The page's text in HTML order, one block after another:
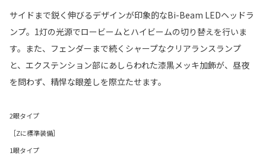
サイドまで鋭く伸びるデザインが印象的なBi-Beam LEDヘッドラ
ンプ。1灯の光源でロービームとハイビームの切り替えを行いま
す。また、フェンダーまで続くシャープなクリアランスランプ
と、エクステンション部にあしらわれた漆黒メッキ加飾が、昼夜
を問わず、精悍な眼差しを際立たせます。
2眼タイプ
［Zに標準装備］
1眼タイプ